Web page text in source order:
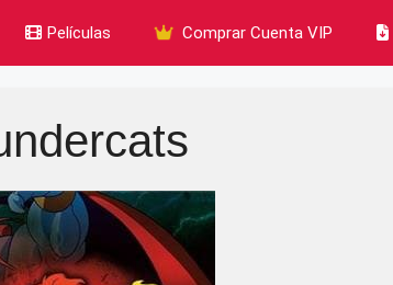
Películas Comprar Cuenta VIP